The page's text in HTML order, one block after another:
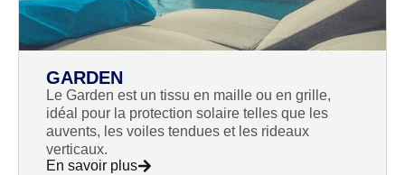
GARDEN
Le Garden est un tissu en maille ou en grille,
idéal pour la protection solaire telles que les
auvents, les voiles tendues et les rideaux
verticaux.
En savoir plus